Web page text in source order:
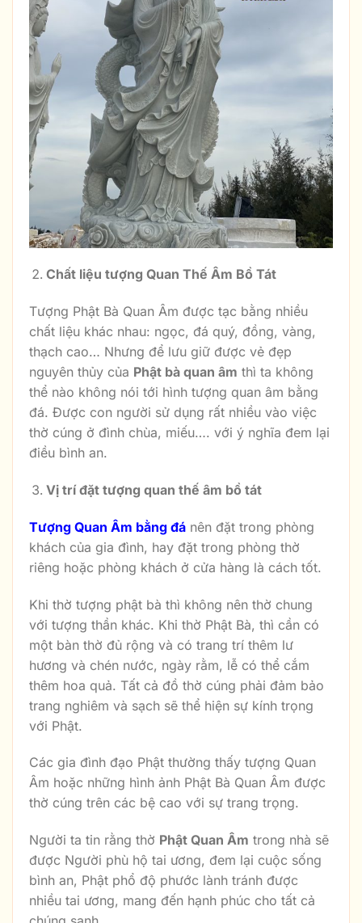
Chất liệu tượng Quan Thế Âm Bồ Tát
Tượng Phật Bà Quan Âm được tạc bằng nhiều
chất liệu khác nhau: ngọc, đá quý, đồng, vàng,
thạch cao… Nhưng để lưu giữ được vẻ đẹp
nguyên thủy của Phật bà quan âm thì ta không
thể nào không nói tới hình tượng quan âm bằng
đá. Được con người sử dụng rất nhiều vào việc
thờ cúng ở đình chùa, miếu…. với ý nghĩa đem lại
điều bình an.
Vị trí đặt tượng quan thế âm bồ tát
Tượng Quan Âm bằng đá nên đặt trong phòng
khách của gia đình, hay đặt trong phòng thờ
riêng hoặc phòng khách ở cửa hàng là cách tốt.
Khi thờ tượng phật bà thì không nên thờ chung
với tượng thần khác. Khi thờ Phật Bà, thì cần có
một bàn thờ đủ rộng và có trang trí thêm lư
hương và chén nước, ngày rằm, lễ có thể cắm
thêm hoa quả. Tất cả đồ thờ cúng phải đảm bảo
trang nghiêm và sạch sẽ thể hiện sự kính trọng
với Phật.
Các gia đình đạo Phật thường thấy tượng Quan
Âm hoặc những hình ảnh Phật Bà Quan Âm được
thờ cúng trên các bệ cao với sự trang trọng.
Người ta tin rằng thờ Phật Quan Âm trong nhà sẽ
được Người phù hộ tai ương, đem lại cuộc sống
bình an, Phật phổ độ phước lành tránh được
nhiều tai ương, mang đến hạnh phúc cho tất cả